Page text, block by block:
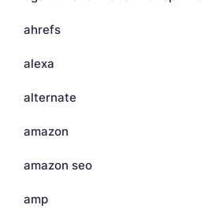
ahrefs
alexa
alternate
amazon
amazon seo
amp